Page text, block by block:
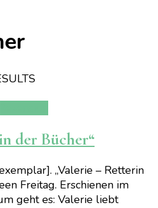
der Bücher“
„Valerie – Retterin
Freitag. Erschienen im
geht es: Valerie liebt